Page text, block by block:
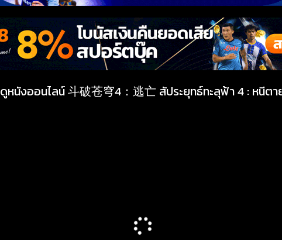
ดูหนังออนไลน์ 斗破苍穹4：逃亡 สัประยุทธ์ทะลุฟ้า 4 : หนีตา